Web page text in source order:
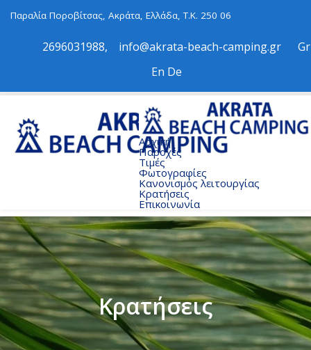
Παραλία Ποροβίτσας, Ακράτα, Ελλάδα, Τ.Κ. 250 06
2696031988, info@akrata-beach-camping.gr
Gr
Εn De
Αρχική
Παροχές
Τιμές
Φωτογραφίες
Κανονισμός λειτουργίας
Κρατήσεις
Επικοινωνία
Κρατήσεις